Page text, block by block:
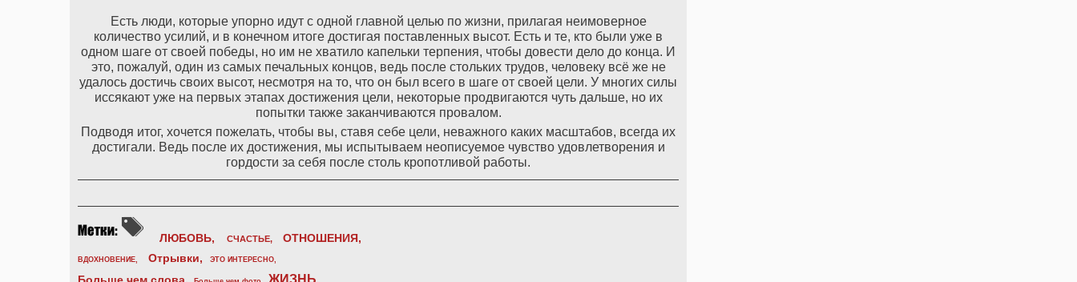
Есть люди, которые упорно идут с одной главной целью по жизни, прилагая неимоверное
количество усилий, и в конечном итоге достигая поставленных высот. Есть и те, кто были уже в
одном шаге от своей победы, но им не хватило капельки терпения, чтобы довести дело до конца. И
это, пожалуй, один из самых печальных концов, ведь после стольких трудов, человеку всё же не
удалось достичь своих высот, несмотря на то, что он был всего в шаге от своей цели. У многих силы
иссякают уже на первых этапах достижения цели, некоторые продвигаются чуть дальше, но их
попытки также заканчиваются провалом.
Подводя итог, хочется пожелать, чтобы вы, ставя себе цели, неважного каких масштабов, всегда их
достигали. Ведь после их достижения, мы испытываем неописуемое чувство удовлетворения и
гордости за себя после столь кропотливой работы.
ЛЮБОВЬ, СЧАСТЬЕ, ОТНОШЕНИЯ,
ВДОХНОВЕНИЕ, Отрывки, ЭТО ИНТЕРЕСНО,
ЖИЗНЬ.